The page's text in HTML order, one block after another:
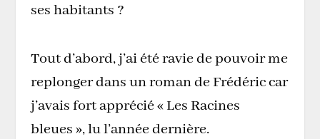
ses habitants ?
Tout d’abord, j’ai été ravie de pouvoir me
replonger dans un roman de Frédéric car
j’avais fort apprécié « Les Racines
bleues », lu l’année dernière.